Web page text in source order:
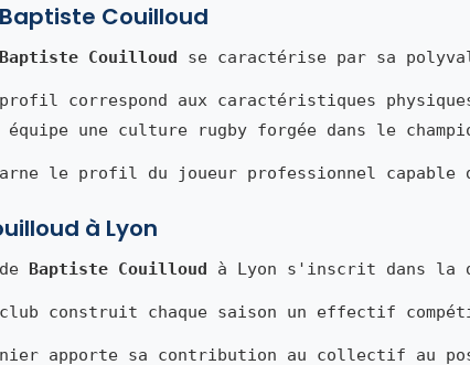
Couilloud
Baptiste Couilloud se caractérise par sa
correspond aux caractéristiques
équipe une culture rugby forgée dans le
le profil du joueur professionnel capable
à Lyon
Baptiste Couilloud à Lyon s'inscrit dans la
construit chaque saison un effectif
apporte sa contribution au collectif au